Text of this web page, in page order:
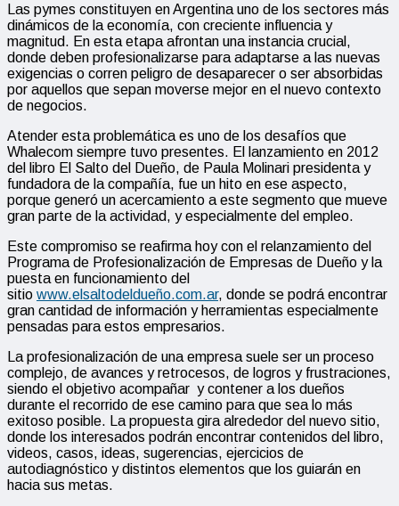
Las pymes constituyen en Argentina uno de los sectores más
dinámicos de la economía, con creciente influencia y
magnitud. En esta etapa afrontan una instancia crucial,
donde deben profesionalizarse para adaptarse a las nuevas
exigencias o corren peligro de desaparecer o ser absorbidas
por aquellos que sepan moverse mejor en el nuevo contexto
de negocios.
Atender esta problemática es uno de los desafíos que
Whalecom siempre tuvo presentes. El lanzamiento en 2012
del libro El Salto del Dueño, de Paula Molinari presidenta y
fundadora de la compañía, fue un hito en ese aspecto,
porque generó un acercamiento a este segmento que mueve
gran parte de la actividad, y especialmente del empleo.
Este compromiso se reafirma hoy con el relanzamiento del
Programa de Profesionalización de Empresas de Dueño y la
puesta en funcionamiento del
sitio www.elsaltodeldueño.com.ar, donde se podrá encontrar
gran cantidad de información y herramientas especialmente
pensadas para estos empresarios.
La profesionalización de una empresa suele ser un proceso
complejo, de avances y retrocesos, de logros y frustraciones,
siendo el objetivo acompañar y contener a los dueños
durante el recorrido de ese camino para que sea lo más
exitoso posible. La propuesta gira alrededor del nuevo sitio,
donde los interesados podrán encontrar contenidos del libro,
videos, casos, ideas, sugerencias, ejercicios de
autodiagnóstico y distintos elementos que los guiarán en
hacia sus metas.